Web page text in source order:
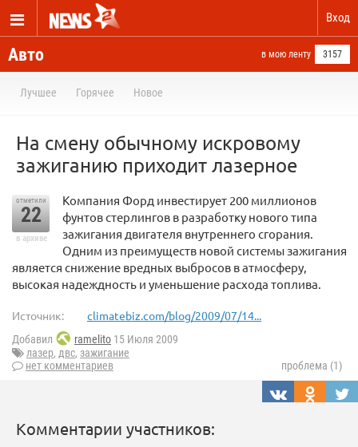
Вход
Авто в мою ленту 3157
Лучшее Горячее Новое
На смену обычному искровому
зажиганию приходит лазерное
отметили
22
в архиве
Компания Форд инвестирует 200 миллионов
фунтов стерлингов в разработку нового типа
зажигания двигателя внутреннего сгорания.
Одним из преимуществ новой системы зажигания
является снижение вредных выбросов в атмосферу,
высокая надеждность и уменьшение расхода топлива.
Источник: climatebiz.com/blog/2009/07/14...
Добавил ramelito 15 Июля 2009
лазер, двс, зажигание
нет комментариев
проблема (1)
Комментарии участников: